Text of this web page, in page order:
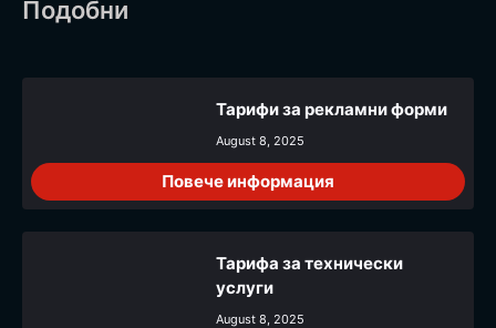
Подобни
Тарифи за рекламни форми
August 8, 2025
Повече информация
Тарифа за технически
услуги
August 8, 2025